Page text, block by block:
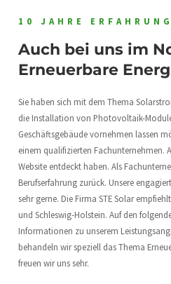
10 JAHRE ERFAHRUNG
Auch bei uns im
Erneuerbare
Sie haben sich mit dem Thema
die Installation von Photovoltaik-
Geschäftsgebäude vornehmen lassen
einem qualifizierten Fachunternehmen.
Website entdeckt haben. Als
Berufserfahrung zurück. Unsere
sehr gerne. Die Firma STE Solar
und Schleswig-Holstein. Auf den
Informationen zu unserem
behandeln wir speziell das Thema
freuen wir uns sehr.